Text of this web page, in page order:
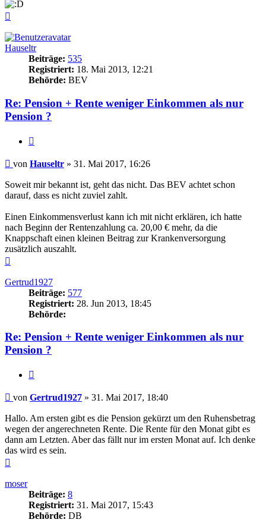
Hauseltr
Beiträge: 535
Registriert: 18. Mai 2013, 12:21
Behörde: BEV
Re: Pension + Rente weniger Einkommen als nur
Pension ?
Beitrag
von Hauseltr » 31. Mai 2017, 16:26
Soweit mir bekannt ist, geht das nicht. Das BEV achtet schon
darauf, dass es nicht zuviel zahlt.
Einen Einkommensverlust kann ich mit nicht erklären, ich hatte
nach Beginn der Rentenzahlung ca. 20,00 € mehr, da die
Knappschaft einen kleinen Beitrag zur Krankenversorgung
zusätzlich auszahlt.
Gertrud1927
Beiträge: 577
Registriert: 28. Jun 2013, 18:45
Behörde:
Re: Pension + Rente weniger Einkommen als nur
Pension ?
Beitrag
von Gertrud1927 » 31. Mai 2017, 18:40
Hallo. Am ersten gibt es die Pension gekürzt um den Ruhensbetrag
wegen der angerechneten Rente. Die Rente für den Monat gibt es
dann am Letzten. Aber das fällt nur im ersten Monat auf. Ich denke
das wird es sein.
moser
Beiträge: 8
Registriert: 31. Mai 2017, 15:43
Behörde: DB